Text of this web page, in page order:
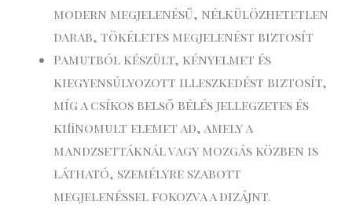
modern megjelenésű, nélkülözhetetlen
darab, tökéletes megjelenést biztosít
Pamutból készült, kényelmet és
kiegyensúlyozott illeszkedést biztosít,
míg a csíkos belső bélés jellegzetes és
kifinomult elemet ad, amely a
mandzsettáknál vagy mozgás közben is
látható, személyre szabott
megjelenéssel fokozva a dizájnt.